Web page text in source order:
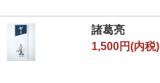
諸葛亮
1,500円(内税)